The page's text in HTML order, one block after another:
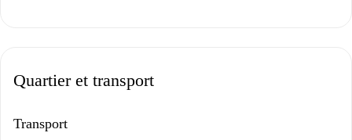
Quartier et transport
Transport